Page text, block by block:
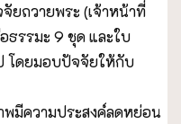
ยถวายพระ (เจ้าหน้าที่
ธรรมะ 9 ชุด และใบ
โดยมอบปัจจัยให้กับ
พมีความประสงค์ลดหย่อน